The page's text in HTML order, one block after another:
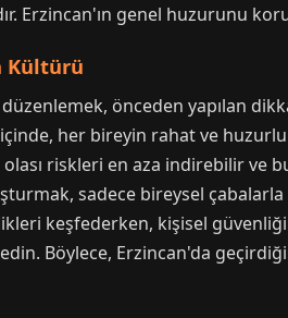
Erzincan'ın genel huzurunu
Kültürü
önceden yapılan
her bireyin rahat ve
riskleri en aza indirebilir ve
sadece bireysel çabalarla
keşfederken, kişisel
Böylece, Erzincan'da